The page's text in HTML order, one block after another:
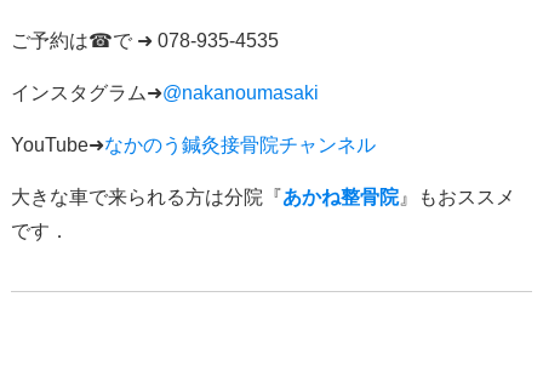
ご予約は☎で➜ 078-935-4535
インスタグラム➜@nakanoumasaki
YouTube➜なかのう鍼灸接骨院チャンネル
大きな車で来られる方は分院『あかね整骨院』もおススメ
です．